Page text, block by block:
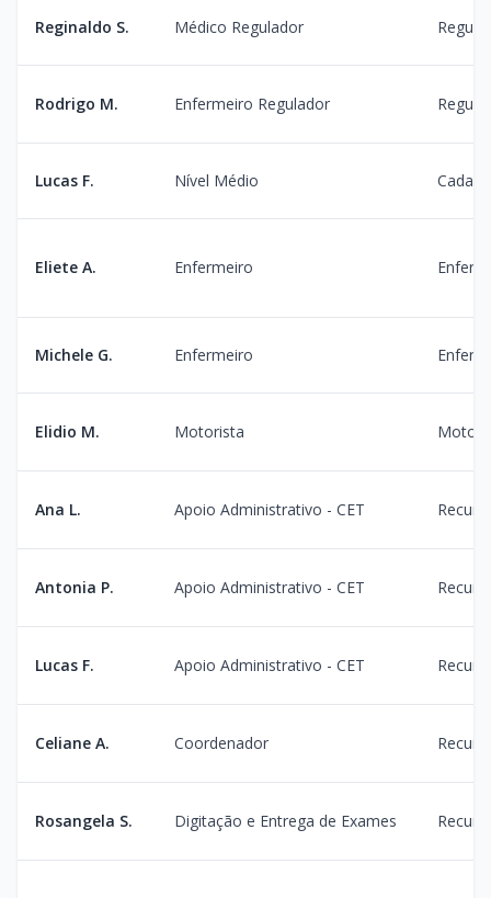
Reginaldo S. Médico Regulador
Rodrigo M. Enfermeiro Regulador
Lucas F. Nível Médio
Eliete A. Enfermeiro
Michele G. Enfermeiro
Elidio M. Motorista
Ana L. Apoio Administrativo - CET
Antonia P. Apoio Administrativo - CET
Lucas F. Apoio Administrativo - CET
Celiane A. Coordenador
Rosangela S. Digitação e Entrega de Exames